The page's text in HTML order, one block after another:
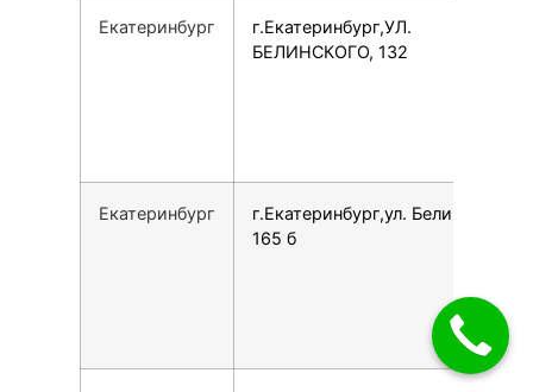
Екатеринбург
г.Екатеринбург,УЛ.
БЕЛИНСКОГО, 132
Екатеринбург
г.Екатеринбург,ул. Белинского,
165 б